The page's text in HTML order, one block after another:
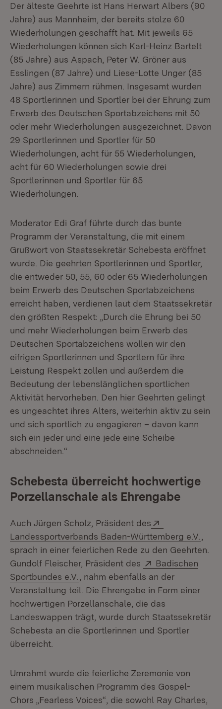
Der älteste Geehrte ist Hans Herwart Albers (90
Jahre) aus Mannheim, der bereits stolze 60
Wiederholungen geschafft hat. Mit jeweils 65
Wiederholungen können sich Karl-Heinz Bartelt
(85 Jahre) aus Aspach, Peter W. Gröner aus
Esslingen (87 Jahre) und Liese-Lotte Unger (85
Jahre) aus Zimmern rühmen. Insgesamt wurden
48 Sportlerinnen und Sportler bei der Ehrung zum
Erwerb des Deutschen Sportabzeichens mit 50
oder mehr Wiederholungen ausgezeichnet. Davon
29 Sportlerinnen und Sportler für 50
Wiederholungen, acht für 55 Wiederholungen,
acht für 60 Wiederholungen sowie drei
Sportlerinnen und Sportler für 65
Wiederholungen.
Moderator Edi Graf führte durch das bunte
Programm der Veranstaltung, die mit einem
Grußwort von Staatssekretär Schebesta eröffnet
wurde. Die geehrten Sportlerinnen und Sportler,
die entweder 50, 55, 60 oder 65 Wiederholungen
beim Erwerb des Deutschen Sportabzeichens
erreicht haben, verdienen laut dem Staatssekretär
den größten Respekt: „Durch die Ehrung bei 50
und mehr Wiederholungen beim Erwerb des
Deutschen Sportabzeichens wollen wir den
eifrigen Sportlerinnen und Sportlern für ihre
Leistung Respekt zollen und außerdem die
Bedeutung der lebenslänglichen sportlichen
Aktivität hervorheben. Den hier Geehrten gelingt
es ungeachtet ihres Alters, weiterhin aktiv zu sein
und sich sportlich zu engagieren – davon kann
sich ein jeder und eine jede eine Scheibe
abschneiden.“
Schebesta überreicht hochwertige
Porzellanschale als Ehrengabe
Auch Jürgen Scholz, Präsident des
Landessportverbands Baden-Württemberg e.V.
sprach in einer feierlichen Rede zu den Geehrten.
Gundolf Fleischer, Präsident des
Extern:
Badischen
Sportbundes e.V.
(Öffnet in neuem Fenster)
, nahm ebenfalls an der
Veranstaltung teil. Die Ehrengabe in Form einer
hochwertigen Porzellanschale, die das
Landeswappen trägt, wurde durch Staatssekretär
Schebesta an die Sportlerinnen und Sportler
überreicht.
Umrahmt wurde die feierliche Zeremonie von
einem musikalischen Programm des Gospel-
Chors „Fearless Voices“, die sowohl Ray Charles,